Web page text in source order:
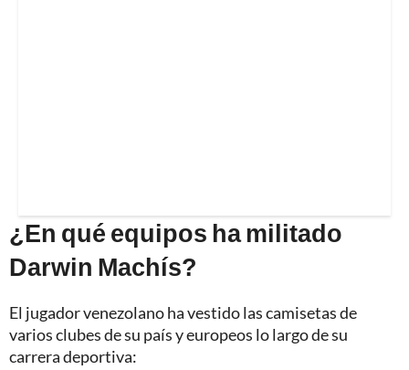
¿En qué equipos ha militado
Darwin Machís?
El jugador venezolano ha vestido las camisetas de
varios clubes de su país y europeos lo largo de su
carrera deportiva: